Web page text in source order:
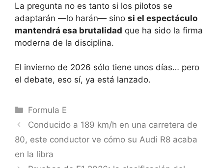
La pregunta no es tanto si los pilotos se
adaptarán —lo harán— sino si el espectáculo
mantendrá esa brutalidad que ha sido la firma
moderna de la disciplina.
El invierno de 2026 sólo tiene unos días… pero
el debate, eso sí, ya está lanzado.
Categorías
Formula E
Conducido a 189 km/h en una carretera de
80, este conductor ve cómo su Audi R8 acaba
en la libra